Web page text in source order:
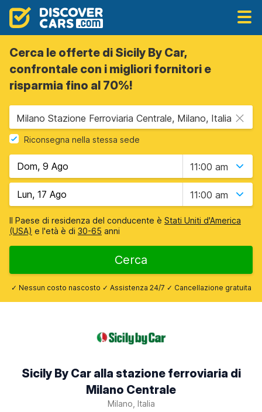
Cerca le offerte di Sicily By Car,
confrontale con i migliori fornitori e
risparmia fino al 70%!
Milano Stazione Ferroviaria Centrale, Milano, Italia
Riconsegna nella stessa sede
11:00 am
11:00 am
Il Paese di residenza del conducente è Stati Uniti d'America
(USA) e l'età è di 30-65 anni
Cerca
✓ Nessun costo nascosto ✓ Assistenza 24/7 ✓ Cancellazione gratuita
Sicily By Car alla stazione ferroviaria di
Milano Centrale
Milano, Italia